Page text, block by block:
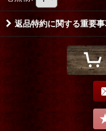
返品特約に関する重要